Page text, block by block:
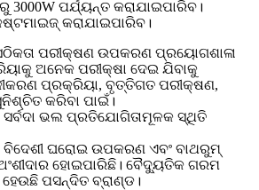
3000W ପର୍ଯ୍ୟନ୍ତ କରାଯାଇପାରିବ।
କରାଯାଇପାରିବ।
ପରୀକ୍ଷଣ ଉପକରଣ ପ୍ରୟୋଗଶାଳା
ଅନେକ ପରୀକ୍ଷା ଦେଇ ଯିବାକୁ
ପ୍ରକ୍ରିୟା, ବୃତ୍ତିଗତ ପରୀକ୍ଷଣ,
କରିବା ପାଇଁ।
ଭଲ ପ୍ରତିଯୋଗିତାମୂଳକ ସ୍ଥିତି
ଘରୋଇ ଉପକରଣ ଏବଂ ବାଥରୁମ୍
ହୋଇପାରିଛି। ବୈଦ୍ୟୁତିକ ଗରମ
ହେଉଛି ପସନ୍ଦିତ ବ୍ରାଣ୍ଡ।